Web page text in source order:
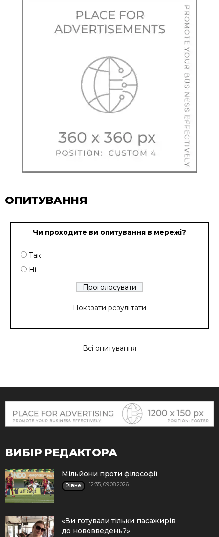
ОПИТУВАННЯ
Чи проходите ви опитування в мережі?
Так
Ні
Показати результати
Всі опитування
ВИБІР РЕДАКТОРА
Мільйони проти філософії
Рівне 12:35, 09.08.2026
«Ви готували тільки пасажирів
до нововведень?»